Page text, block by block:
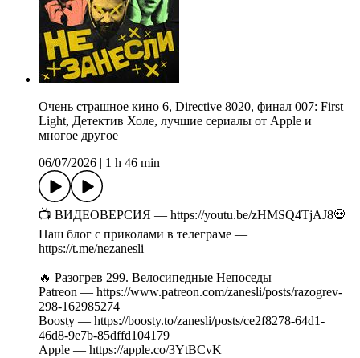
Очень страшное кино 6, Directive 8020, финал 007: First
Light, Детектив Холе, лучшие сериалы от Apple и
многое другое
06/07/2026
1 h 46 min
📺 ВИДЕОВЕРСИЯ — https://youtu.be/zHMSQ4TjAJ8💀
Наш блог с приколами в телеграме —
https://t.me/nezanesli
🔥 Разогрев 299. Велосипедные Непоседы
Patreon — https://www.patreon.com/zanesli/posts/razogrev-
298-162985274
Boosty — https://boosty.to/zanesli/posts/ce2f8278-64d1-
46d8-9e7b-85dffd104179
Apple — https://apple.co/3YtBCvK